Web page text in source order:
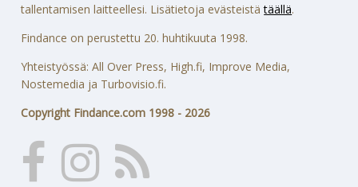
tallentamisen laitteellesi. Lisätietoja evästeistätäällä.
Findance on perustettu 20. huhtikuuta 1998.
Yhteistyössä: All Over Press, High.fi, Improve Media,
Nostemedia ja Turbovisio.fi.
Copyright Findance.com 1998 - 2026